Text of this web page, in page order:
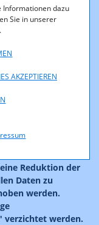
Informationen dazu
Sie in unserer
AKZEPTIEREN
Gesamtzahl der
hinweg als auch
Basisstationen in
werden. Diese
Beobachtung des
Reduktion der
Daten zu
werden.
verzichtet werden.